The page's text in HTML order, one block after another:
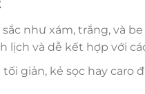
như xám, trắng, và
lịch và dễ kết hợp với
tối giản, kẻ sọc hay